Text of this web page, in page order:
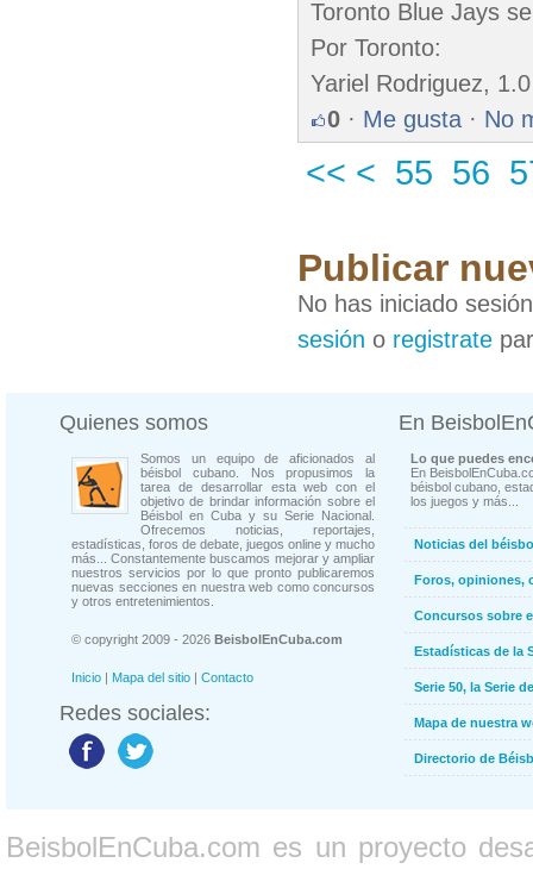
Toronto Blue Jays
Por Toronto:
Yariel Rodriguez,
0 · Me gusta · No
<< < 55 56
Publicar
No has iniciado
sesión o registrate
Quienes somos
Somos un equipo de aficionados al
béisbol cubano. Nos propusimos la
tarea de desarrollar esta web con el
objetivo de brindar información sobre el
Béisbol en Cuba y su Serie Nacional.
Ofrecemos noticias, reportajes,
estadísticas, foros de debate, juegos online y mucho
más... Constantemente buscamos mejorar y ampliar
nuestros servicios por lo que pronto publicaremos
nuevas secciones en nuestra web como concursos
y otros entretenimientos.
© copyright 2009 - 2026 BeisbolEnCuba.com
Inicio | Mapa del sitio | Contacto
Redes sociales:
En
Lo que puedes
En
béisbol cubano,
los juegos y más...
Noticias del
Foros, opiniones,
Concursos sobre
Estadísticas de la
Serie 50, la Serie
Mapa de nuestra
Directorio de
BeisbolEnCuba.com es un proyecto